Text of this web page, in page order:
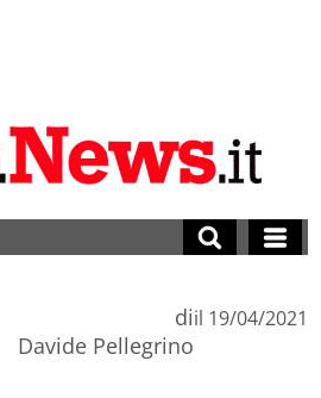
di
Davide Pellegrino
il 19/04/2021